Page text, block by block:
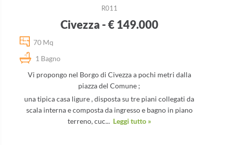
R011
Civezza - € 149.000
70 Mq
1 Bagno
Vi propongo nel Borgo di Civezza a pochi metri dalla
piazza del Comune ;
una tipica casa ligure , disposta su tre piani collegati da
scala interna e composta da ingresso e bagno in piano
terreno, cuc... Leggi tutto »